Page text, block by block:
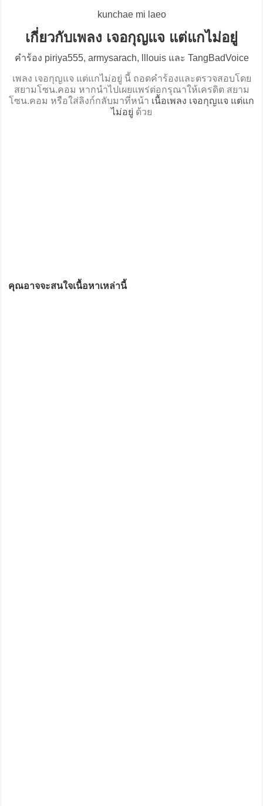
kunchae mi laeo
เกี่ยวกับเพลง เจอกุญแจ แต่แกไม่อยู่
คำร้อง piriya555, armysarach, lllouis และ TangBadVoice
เพลง เจอกุญแจ แต่แกไม่อยู่ นี้ ถอดคำร้องและตรวจสอบโดย
สยามโซน.คอม หากนำไปเผยแพร่ต่อกรุณาให้เครดิต สยาม
โซน.คอม หรือใส่ลิงก์กลับมาที่หน้า เนื้อเพลง เจอกุญแจ แต่แก
ไม่อยู่ ด้วย
คุณอาจจะสนใจเนื้อหาเหล่านี้